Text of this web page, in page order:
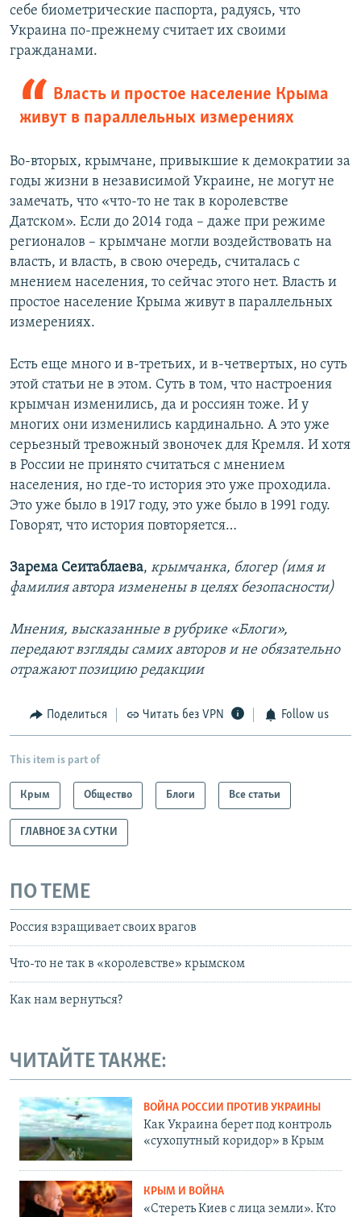
себе биометрические паспорта, радуясь, что
Украина по-прежнему считает их своими
гражданами.
Власть и простое население Крыма
живут в параллельных измерениях
Во-вторых, крымчане, привыкшие к демократии за
годы жизни в независимой Украине, не могут не
замечать, что «что-то не так в королевстве
Датском». Если до 2014 года – даже при режиме
регионалов – крымчане могли воздействовать на
власть, и власть, в свою очередь, считалась с
мнением населения, то сейчас этого нет. Власть и
простое население Крыма живут в параллельных
измерениях.
Есть еще много и в-третьих, и в-четвертых, но суть
этой статьи не в этом. Суть в том, что настроения
крымчан изменились, да и россиян тоже. И у
многих они изменились кардинально. А это уже
серьезный тревожный звоночек для Кремля. И хотя
в России не принято считаться с мнением
населения, но где-то история это уже проходила.
Это уже было в 1917 году, это уже было в 1991 году.
Говорят, что история повторяется…
Зарема Сеитаблаева, крымчанка, блогер (имя и
фамилия автора изменены в целях безопасности)
Мнения, высказанные в рубрике «Блоги»,
передают взгляды самих авторов и не обязательно
отражают позицию редакции
Поделиться Читать без VPN Follow us
This item is part of
Крым Общество Блоги Все статьи
ГЛАВНОЕ ЗА СУТКИ
ПО ТЕМЕ
Россия взращивает своих врагов
Что-то не так в «королевстве» крымском
Как нам вернуться?
ЧИТАЙТЕ ТАКЖЕ:
ВОЙНА РОССИИ ПРОТИВ УКРАИНЫ
Как Украина берет под контроль
«сухопутный коридор» в Крым
КРЫМ И ВОЙНА
«Стереть Киев с лица земли». Кто